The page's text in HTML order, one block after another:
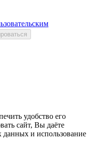
удобство его
сайт, Вы даёте
данных и использование